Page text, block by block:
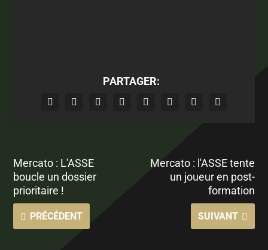
PARTAGER:
Mercato : L'ASSE
boucle un dossier
prioritaire !
PRÉCÉDENT
Mercato : l'ASSE tente
un joueur en post-
formation
SUIVANT